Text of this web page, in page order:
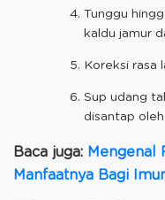
Tunggu
kaldu jamur
Koreksi rasa
Sup udang
disantap
Baca juga: Mengenal
Manfaatnya Bagi